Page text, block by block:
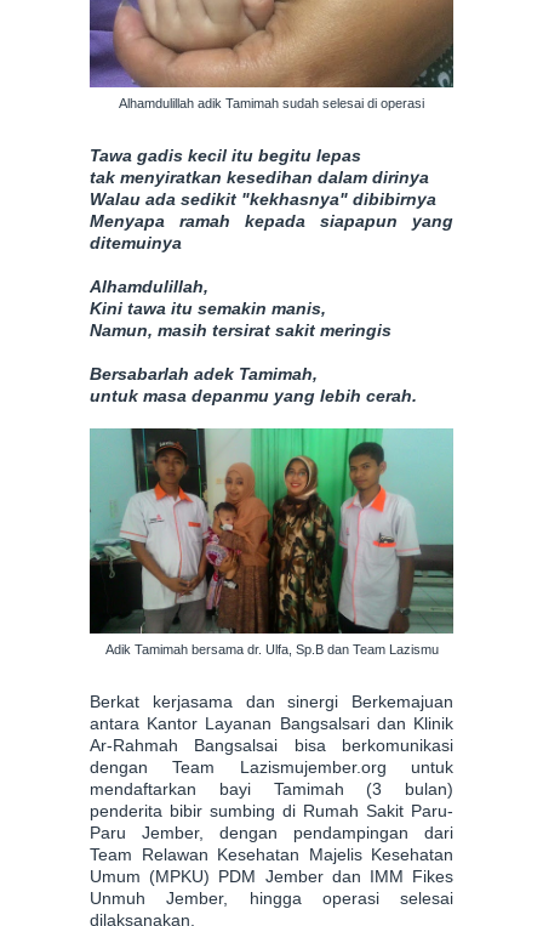
Alhamdulillah adik Tamimah sudah selesai di operasi
Tawa gadis kecil itu begitu lepas
tak menyiratkan kesedihan dalam dirinya
Walau ada sedikit "kekhasnya" dibibirnya
Menyapa ramah kepada siapapun yang
ditemuinya
Alhamdulillah,
Kini tawa itu semakin manis,
Namun, masih tersirat sakit meringis
Bersabarlah adek Tamimah,
untuk masa depanmu yang lebih cerah.
Adik Tamimah bersama dr. Ulfa, Sp.B dan Team Lazismu
Berkat kerjasama dan sinergi Berkemajuan
antara Kantor Layanan Bangsalsari dan Klinik
Ar-Rahmah Bangsalsai bisa berkomunikasi
dengan Team Lazismujember.org untuk
mendaftarkan bayi Tamimah (3 bulan)
penderita bibir sumbing di Rumah Sakit Paru-
Paru Jember, dengan pendampingan dari
Team Relawan Kesehatan Majelis Kesehatan
Umum (MPKU) PDM Jember dan IMM Fikes
Unmuh Jember, hingga operasi selesai
dilaksanakan.